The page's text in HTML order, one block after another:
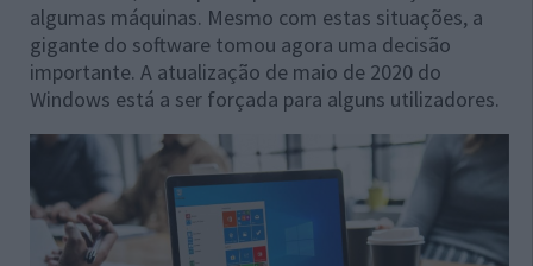
algumas máquinas. Mesmo com estas situações, a
gigante do software tomou agora uma decisão
importante. A atualização de maio de 2020 do
Windows está a ser forçada para alguns utilizadores.